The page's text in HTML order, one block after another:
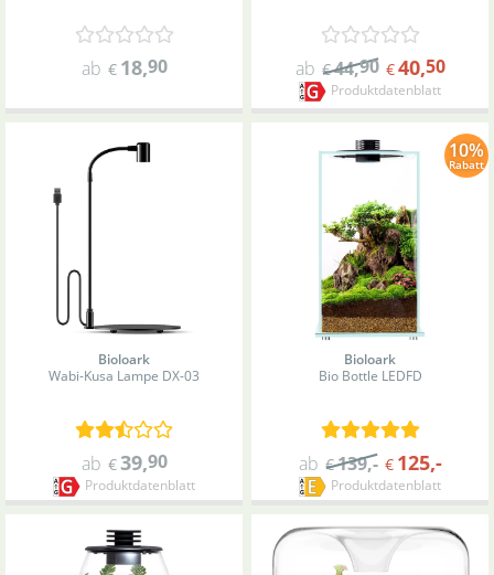
ab € 18,90 ab €44,90 €40,50
Produktdatenblatt
Bioloark
Wabi-Kusa Lampe DX-03
ab €39,90
Produktdatenblatt
10%
Rabatt
Bioloark
Bio Bottle LEDFD
ab €139,- € 125,-
Produktdatenblatt